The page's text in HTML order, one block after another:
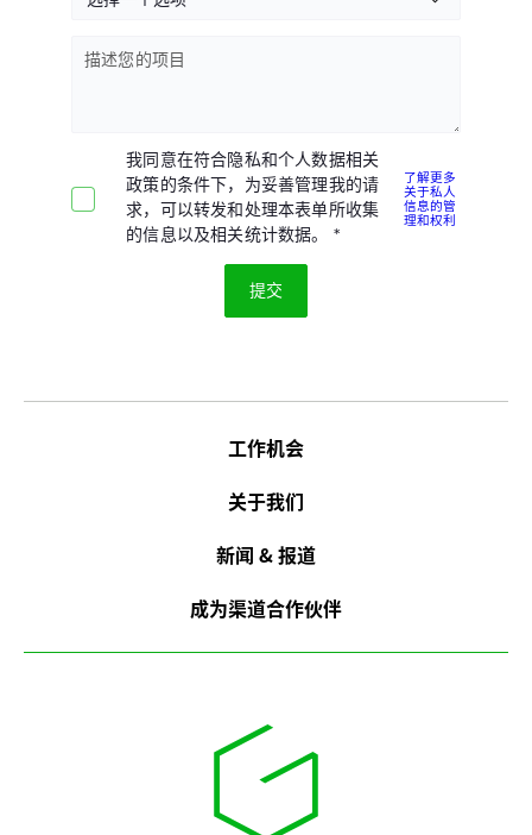
描述您的项目
我同意在符合隐私和个人数据相关
政策的条件下，为妥善管理我的请
求，可以转发和处理本表单所收集
的信息以及相关统计数据。
了解更多
关于私人
信息的管
理和权利
工作机会
关于我们
新闻 & 报道
成为渠道合作伙伴